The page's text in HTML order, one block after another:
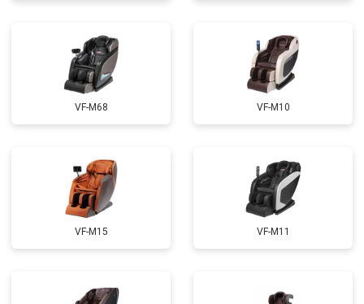
Ремонт купюроприемника от 4700 ₽ Заказать
Замена сетевого трансформатора
VF-M68 VF-M10
VF-M15 VF-M11